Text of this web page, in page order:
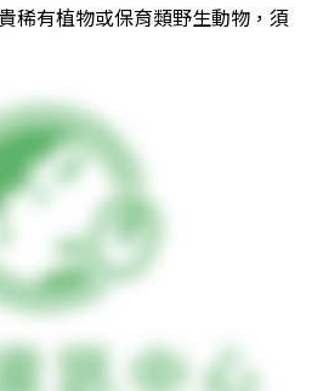
稀有植物或保育類野生動物，須